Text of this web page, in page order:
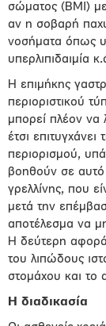
σώματος (ΒΜΙ)
αν η σοβαρή
νοσήματα όπως
υπερλιπιδαιμία
Η επιμήκης
περιοριστικού
μπορεί πλέον να
έτσι
περιορισμού,
βοηθούν σε
γρελλίνης, που
μετά την
αποτέλεσμα να
Η δεύτερη
του λιπώδους
στομάχου και το
Η διαδικασία